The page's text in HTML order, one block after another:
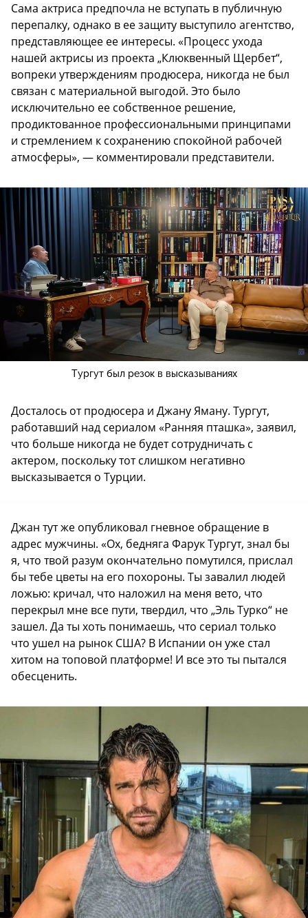
Сама актриса предпочла не вступать в публичную
перепалку, однако в ее защиту выступило агентство,
представляющее ее интересы. «Процесс ухода
нашей актрисы из проекта „Клюквенный Щербет“,
вопреки утверждениям продюсера, никогда не был
связан с материальной выгодой. Это было
исключительно ее собственное решение,
продиктованное профессиональными принципами
и стремлением к сохранению спокойной рабочей
атмосферы», — комментировали представители.
Тургут был резок в высказываниях
Досталось от продюсера и Джану Яману. Тургут,
работавший над сериалом «Ранняя пташка», заявил,
что больше никогда не будет сотрудничать с
актером, поскольку тот слишком негативно
высказывается о Турции.
Джан тут же опубликовал гневное обращение в
адрес мужчины. «Ох, бедняга Фарук Тургут, знал бы
я, что твой разум окончательно помутился, прислал
бы тебе цветы на его похороны. Ты завалил людей
ложью: кричал, что наложил на меня вето, что
перекрыл мне все пути, твердил, что „Эль Турко“ не
зашел. Да ты хоть понимаешь, что сериал только
что ушел на рынок США? В Испании он уже стал
хитом на топовой платформе! И все это ты пытался
обесценить.